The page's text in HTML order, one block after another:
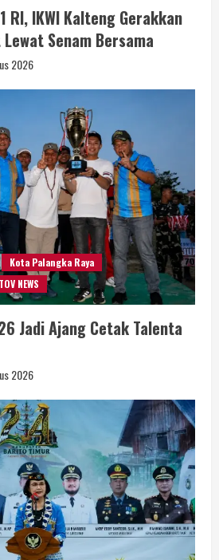
RI, IKWI Kalteng Gerakkan
Senam Bersama
2026
Kota Palangka Raya
TOV NEWS
Jadi Ajang Cetak Talenta
2026